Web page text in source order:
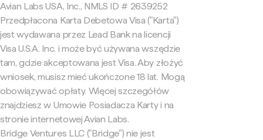
Avian Labs USA, Inc., NMLS ID # 2639252
Przedpłacona Karta Debetowa Visa ("Karta")
jest wydawana przez Lead Bank na licencji
Visa U.S.A. Inc. i może być używana wszędzie
tam, gdzie akceptowana jest Visa. Aby złożyć
wniosek, musisz mieć ukończone 18 lat. Mogą
obowiązywać opłaty. Więcej szczegółów
znajdziesz w Umowie Posiadacza Karty i na
stronie internetowej Avian Labs.
Bridge Ventures LLC ("Bridge") nie jest